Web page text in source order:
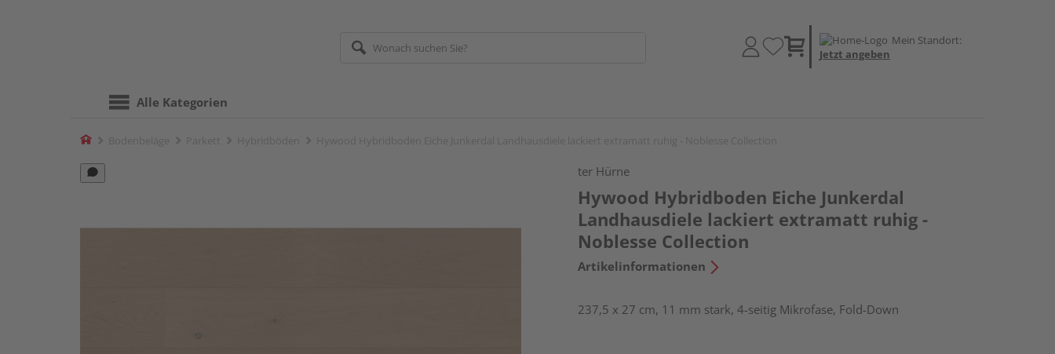
Mein Standort:
Jetzt angeben
Alle Kategorien
Home
ter Hürne
Hywood Hybridboden Eiche Junkerdal
Landhausdiele lackiert extramatt ruhig -
Noblesse Collection
Artikelinformationen
237,5 x 27 cm, 11 mm stark, 4-seitig Mikrofase, Fold-Down